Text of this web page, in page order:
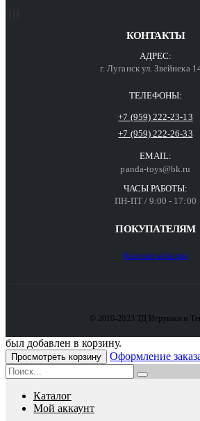
КОНТАКТЫ
АДРЕС:
г. Луганск ул. Звейнека
ТЕЛЕФОНЫ:
+7 (959) 222-23-13
+7 (959) 222-26-33
EMAIL:
panda-toys@bk.ru
ЧАСЫ РАБОТЫ:
ПН-ПТ / 9:00 - 17:00
ПОКУПАТЕЛЯМ
КонтактыАкции
© 2010-2023 ТД Игрушки и
был добавлен в корзину.
Просмотреть корзину Оформление
Каталог
Мой аккаунт